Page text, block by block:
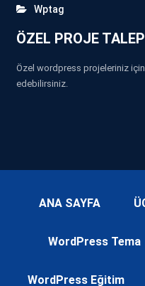
Wptag
ÖZEL PROJE TALEP
Özel wordpress projeleriniz
edebilirsiniz.
ANA SAYFA
WordPress Tema
WordPress Eğitim